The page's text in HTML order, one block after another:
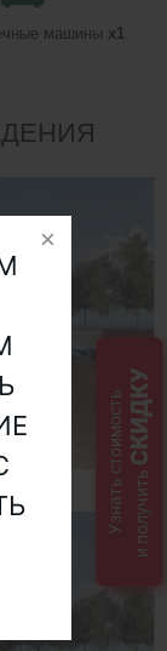
машины x1
Узнать стоимостьи получить
СКИДКУ